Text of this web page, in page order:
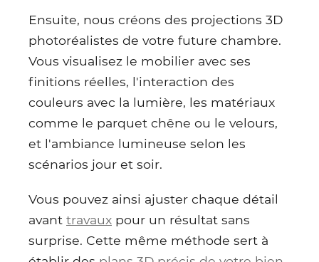
Ensuite, nous créons des projections 3D
photoréalistes de votre future chambre.
Vous visualisez le mobilier avec ses
finitions réelles, l'interaction des
couleurs avec la lumière, les matériaux
comme le parquet chêne ou le velours,
et l'ambiance lumineuse selon les
scénarios jour et soir.
Vous pouvez ainsi ajuster chaque détail
avant travaux pour un résultat sans
surprise. Cette même méthode sert à